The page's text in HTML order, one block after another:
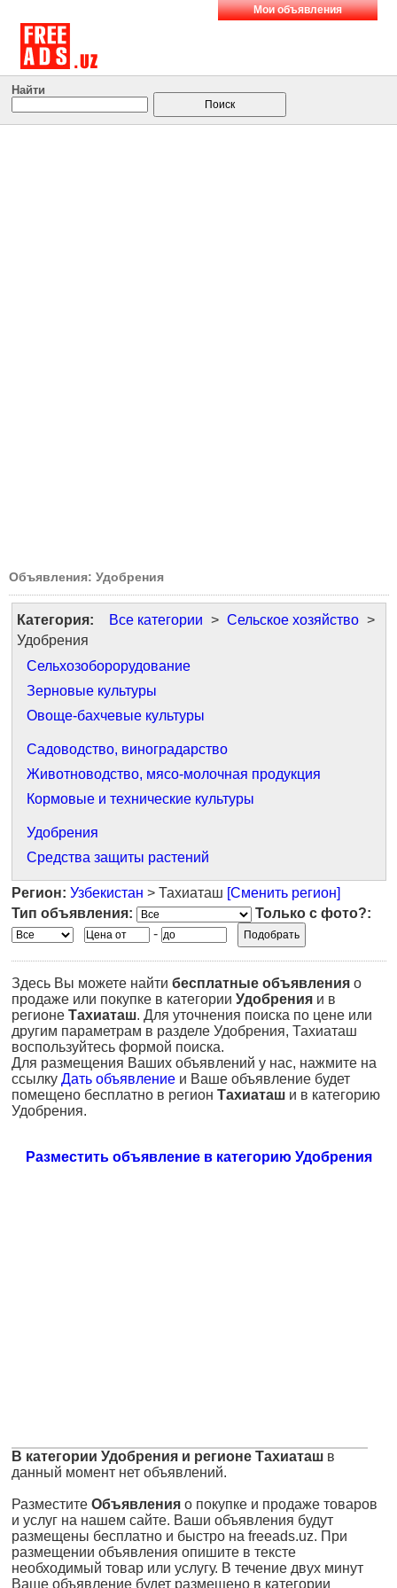
Мои объявления
Найти
Объявления: Удобрения
Категория: Все категории > Сельское хозяйство >
Удобрения
Сельхозоборорудование
Зерновые культуры
Овоще-бахчевые культуры
Садоводство, виноградарство
Животноводство, мясо-молочная продукция
Кормовые и технические культуры
Удобрения
Средства защиты растений
Регион: Узбекистан > Тахиаташ [Сменить регион]
Тип объявления:
Только с фото?:
-
Здесь Вы можете найти бесплатные объявления о
продаже или покупке в категории Удобрения и в
регионе Тахиаташ. Для уточнения поиска по цене или
другим параметрам в разделе Удобрения, Тахиаташ
воспользуйтесь формой поиска.
Для размещения Ваших объявлений у нас, нажмите на
ссылку Дать объявление и Ваше объявление будет
помещено бесплатно в регион Тахиаташ и в категорию
Удобрения.
Разместить объявление в категорию Удобрения
В категории Удобрения и регионе Тахиаташ в
данный момент нет объявлений.
Разместите Объявления о покупке и продаже товаров
и услуг на нашем сайте. Ваши объявления будут
размещены бесплатно и быстро на freeads.uz. При
размещении объявления опишите в тексте
необходимый товар или услугу. В течение двух минут
Ваше объявление будет размещено в категории